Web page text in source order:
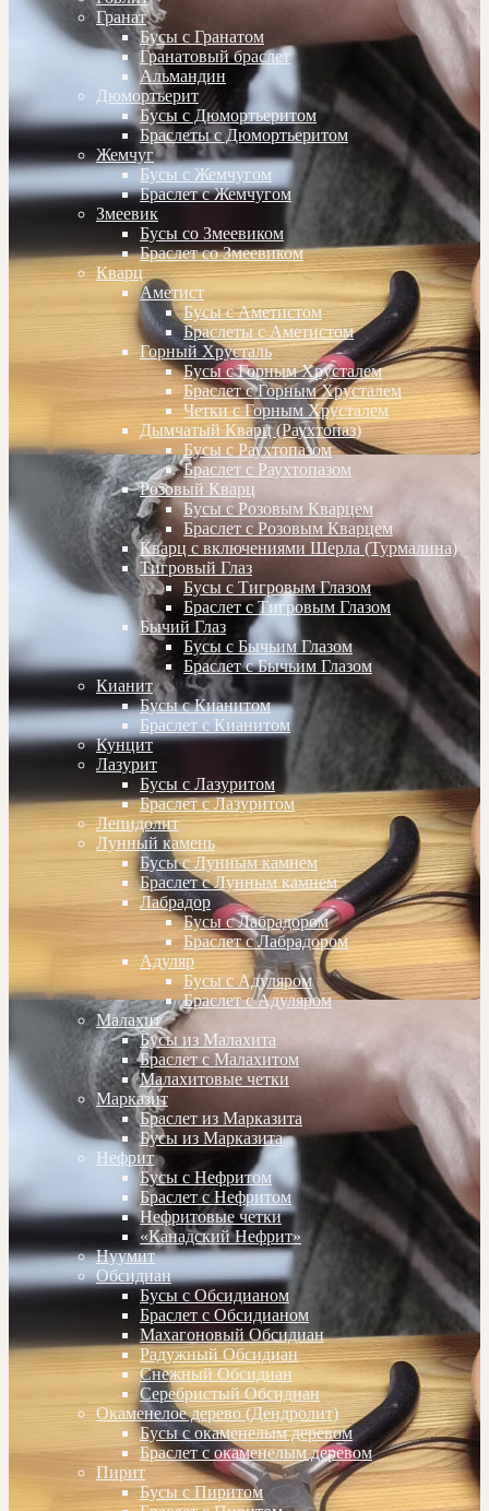
Гранат
Бусы с Гранатом
Гранатовый браслет
Альмандин
Дюмортьерит
Бусы с Дюмортьеритом
Браслеты с Дюмортьеритом
Жемчуг
Бусы с Жемчугом
Браслет с Жемчугом
Змеевик
Бусы со Змеевиком
Браслет со Змеевиком
Кварц
Аметист
Бусы с Аметистом
Браслеты с Аметистом
Горный Хрусталь
Бусы с Горным Хрусталем
Браслет с Горным Хрусталем
Четки с Горным Хрусталем
Дымчатый Кварц (Раухтопаз)
Бусы с Раухтопазом
Браслет с Раухтопазом
Розовый Кварц
Бусы с Розовым Кварцем
Браслет с Розовым Кварцем
Кварц с включениями Шерла (Турмалина)
Тигровый Глаз
Бусы с Тигровым Глазом
Браслет с Тигровым Глазом
Бычий Глаз
Бусы с Бычьим Глазом
Браслет с Бычьим Глазом
Кианит
Бусы с Кианитом
Браслет с Кианитом
Кунцит
Лазурит
Бусы с Лазуритом
Браслет с Лазуритом
Лепидолит
Лунный камень
Бусы с Лунным камнем
Браслет с Лунным камнем
Лабрадор
Бусы с Лабрадором
Браслет с Лабрадором
Адуляр
Бусы с Адуляром
Браслет с Адуляром
Малахит
Бусы из Малахита
Браслет с Малахитом
Малахитовые четки
Марказит
Браслет из Марказита
Бусы из Марказита
Нефрит
Бусы с Нефритом
Браслет с Нефритом
Нефритовые четки
«Канадский Нефрит»
Нуумит
Обсидиан
Бусы с Обсидианом
Браслет с Обсидианом
Махагоновый Обсидиан
Радужный Обсидиан
Снежный Обсидиан
Серебристый Обсидиан
Окаменелое дерево (Дендролит)
Бусы с окаменелым деревом
Браслет с окаменелым деревом
Пирит
Бусы с Пиритом